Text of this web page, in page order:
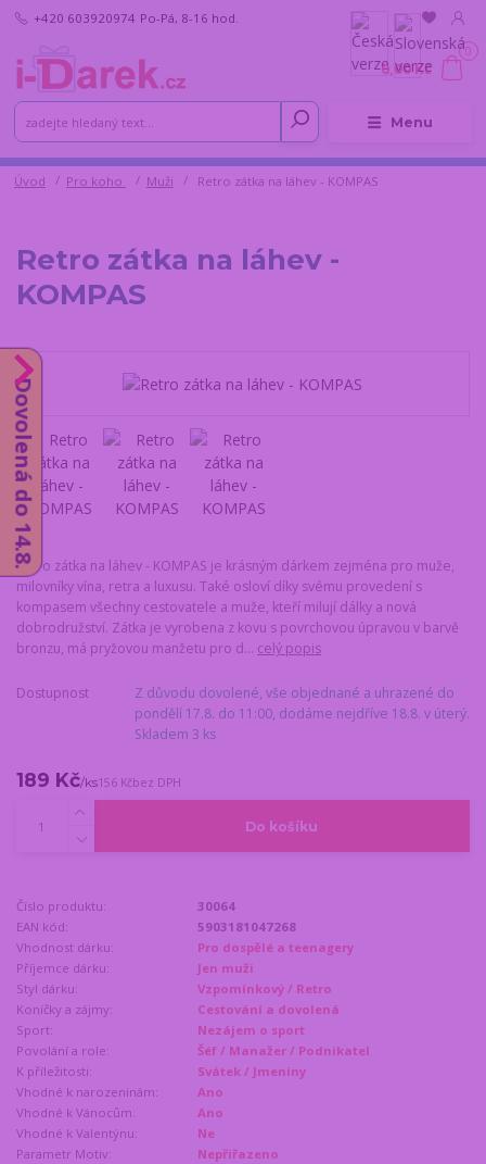
Menu
+420 603920974 Po-Pá, 8-16 hod.
0
0,00 Kč
Úvod Pro koho Muži Retro zátka na láhev - KOMPAS
Retro zátka na láhev -
KOMPAS
Retro zátka na láhev - KOMPAS je krásným dárkem zejména pro muže,
milovníky vína, retra a luxusu. Také osloví díky svému provedení s
kompasem všechny cestovatele a muže, kteří milují dálky a nová
dobrodružství. Zátka je vyrobena z kovu s povrchovou úpravou v barvě
bronzu, má pryžovou manžetu pro d... celý popis
Dostupnost
Z důvodu dovolené, vše objednané a uhrazené do
pondělí 17.8. do 11:00, dodáme nejdříve 18.8. v úterý.
Skladem 3 ks
189 Kč/ks156 Kčbez DPH
Do košíku
Číslo produktu:
30064
EAN kód:
5903181047268
Vhodnost dárku:
Pro dospělé a teenagery
Příjemce dárku:
Jen muži
Styl dárku:
Vzpomínkový / Retro
Koníčky a zájmy:
Cestování a dovolená
Sport:
Nezájem o sport
Povolání a role:
Šéf / Manažer / Podnikatel
K příležitosti:
Svátek / Jmeniny
Vhodné k narozeninám:
Ano
Vhodné k Vánocům:
Ano
Vhodné k Valentýnu:
Ne
Parametr Motiv:
Nepřiřazeno
Dovolená do 14.8.